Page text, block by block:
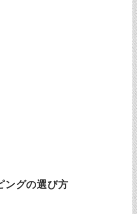
ングの選び方